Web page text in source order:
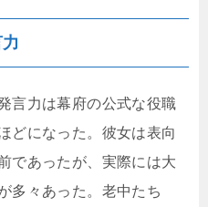
言力は幕府の公式な役職
どになった。彼女は表向
であったが、実際には大
多々あった。老中たち